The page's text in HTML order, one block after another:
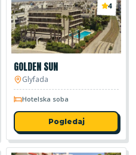
4
GOLDEN SUN
Glyfada
Hotelska soba
Pogledaj